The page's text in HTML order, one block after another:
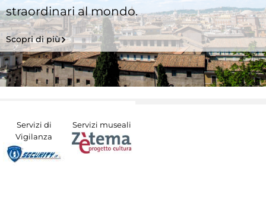
straordinari al mondo.
Scopri di più
Servizi di
Vigilanza
Servizi museali